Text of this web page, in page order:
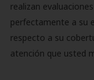
realizan
perfectamente a su
respecto a su
atención que usted